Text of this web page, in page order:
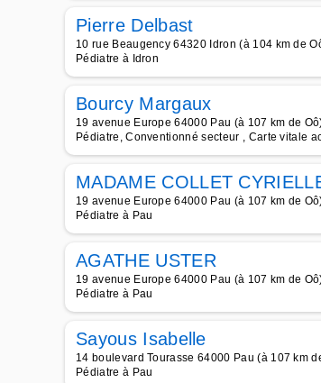
Pierre Delbast
10 rue Beaugency 64320 Idron (à 104 km de
Pédiatre à Idron
Bourcy Margaux
19 avenue Europe 64000 Pau (à 107 km de
Pédiatre, Conventionné secteur , Carte vitale
MADAME COLLET
19 avenue Europe 64000 Pau (à 107 km de
Pédiatre à Pau
AGATHE USTER
19 avenue Europe 64000 Pau (à 107 km de
Pédiatre à Pau
Sayous Isabelle
14 boulevard Tourasse 64000 Pau (à 107 km
Pédiatre à Pau